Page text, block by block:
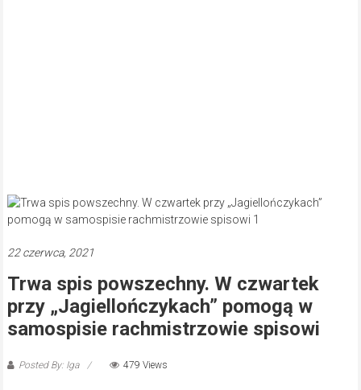
22 czerwca, 2021
Trwa spis powszechny. W czwartek
przy „Jagiellończykach” pomogą w
samospisie rachmistrzowie spisowi
Posted By: Iga 479 Views